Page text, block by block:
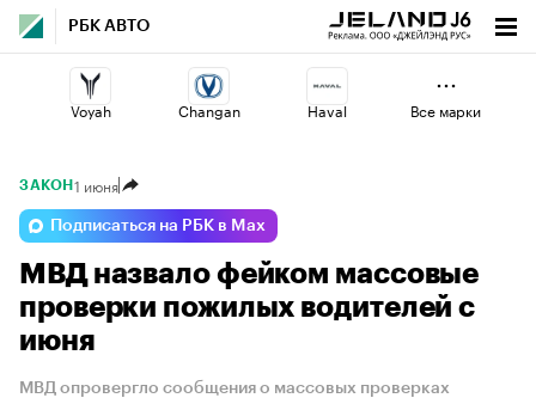
РБК АВТО
Voyah Changan Haval
Geely
Jaecoo Volga Omoda
Все марки
ЗАКОН 1 июня
Подписаться на РБК в Max
МВД назвало фейком массовые
проверки пожилых водителей с
июня
МВД опровергло сообщения о массовых проверках